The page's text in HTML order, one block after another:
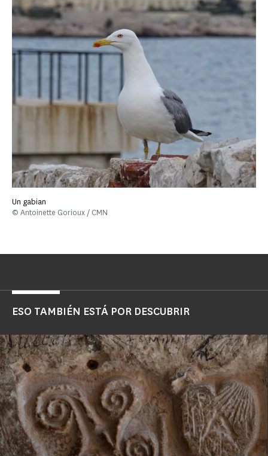
Un gabian
© Antoinette Gorioux / CMN
ESO TAMBIÉN ESTÁ POR DESCUBRIR